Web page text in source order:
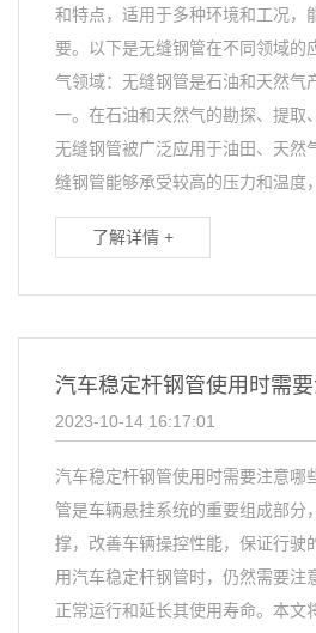
和特点，适用于多种环境和工况，
要。以下是无缝钢管在不同领域的
气领域：无缝钢管是石油和天然气
一。在石油和天然气的勘探、提取
无缝钢管被广泛应用于油田、天然
缝钢管能够承受较高的压力和温度
了解详情 +
汽车稳定杆钢管使用时需要
2023-10-14 16:17:01
汽车稳定杆钢管使用时需要注意哪
管是车辆悬挂系统的重要组成部分
撑，改善车辆操控性能，保证行驶
用汽车稳定杆钢管时，仍然需要注
正常运行和延长其使用寿命。本文